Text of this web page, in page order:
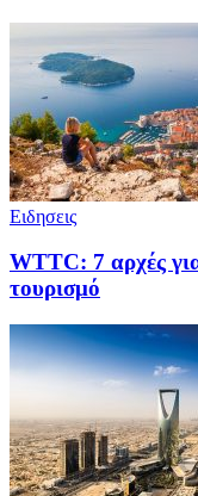
Ειδησεις
WTTC: 7 αρχές
τουρισμό